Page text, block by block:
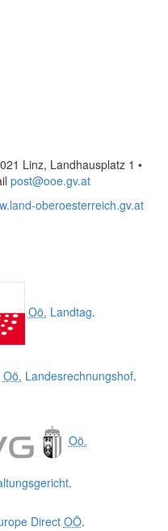
Linz, Landhausplatz 1 •
post@ooe.gv.at
oberoesterreich.gv.at
Oö. Landtag.
Oö. Landesrechnungshof.
Oö.
.
Direct OÖ.